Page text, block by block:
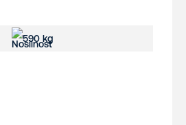
590 kg